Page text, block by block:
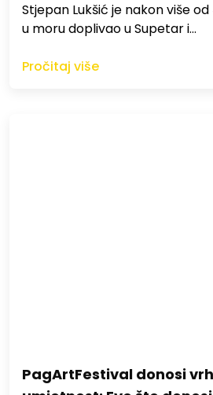
St​jepan Lukšić je nakon više
u moru doplivao u Supetar i…
Pročitaj više
PagArtFestival donosi